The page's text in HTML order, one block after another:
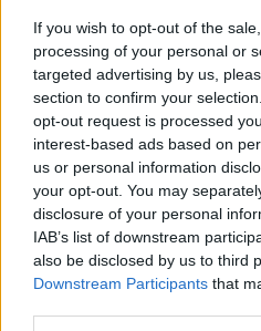
If you wish to opt-out of the
processing of your personal or
targeted advertising by us,
section to confirm your
opt-out request is processed
interest-based ads based on
us or personal information
your opt-out. You may
disclosure of your personal
IAB’s list of downstream
also be disclosed by us to third
Downstream Participants that
Πηγή: Shutterstock